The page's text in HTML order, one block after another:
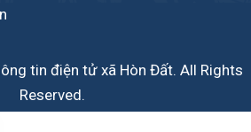
tin điện tử xã Hòn Đất. All Rights
Reserved.